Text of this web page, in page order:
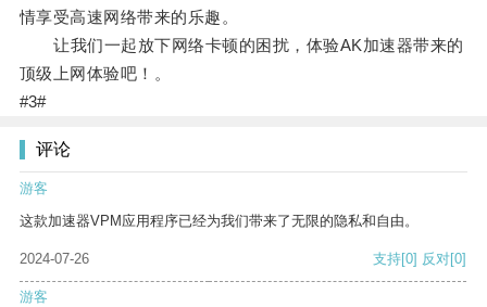
情享受高速网络带来的乐趣。
让我们一起放下网络卡顿的困扰，体验AK加速器带来的
顶级上网体验吧！。
#3#
评论
游客
这款加速器VPM应用程序已经为我们带来了无限的隐私和自由。
2024-07-26 支持[0] 反对[0]
游客